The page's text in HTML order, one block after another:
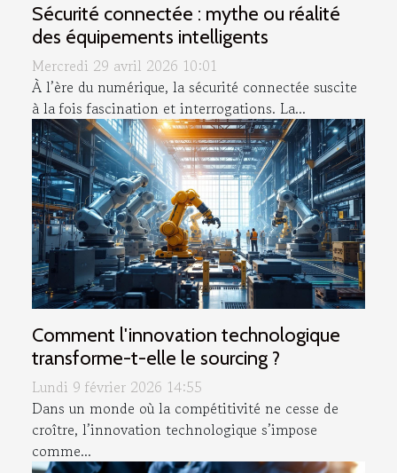
Sécurité connectée : mythe ou réalité
des équipements intelligents
Mercredi 29 avril 2026 10:01
À l’ère du numérique, la sécurité connectée suscite
à la fois fascination et interrogations. La...
Comment l'innovation technologique
transforme-t-elle le sourcing ?
Lundi 9 février 2026 14:55
Dans un monde où la compétitivité ne cesse de
croître, l’innovation technologique s’impose
comme...